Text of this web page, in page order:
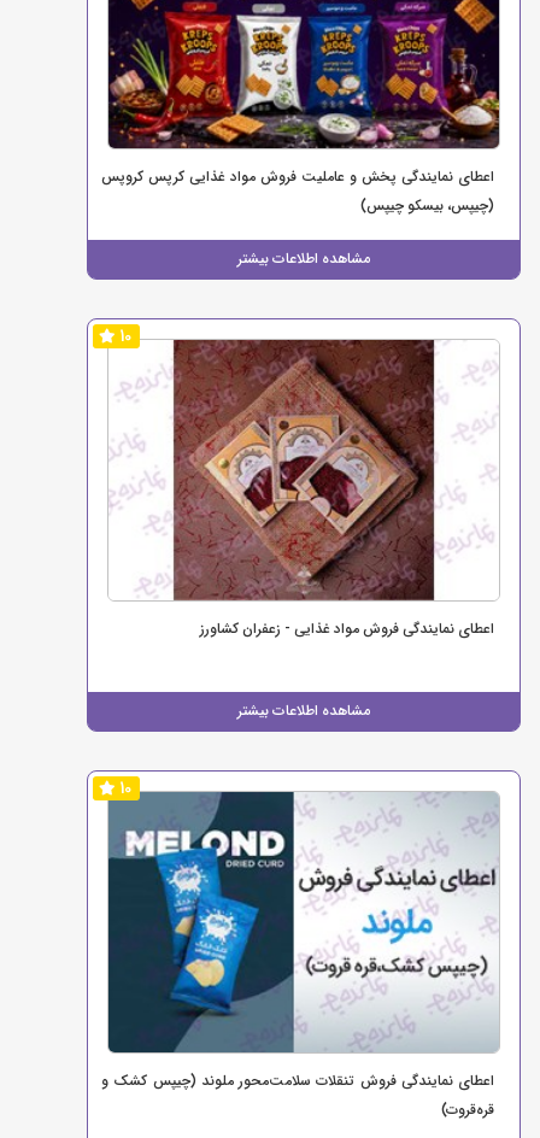
اعطای نمایندگی پخش و عاملیت فروش مواد غذایی کرپس کروپس
(چیپس، بیسکو چیپس)
مشاهده اطلاعات بیشتر
10
اعطای نمایندگی فروش مواد غذایی - زعفران کشاورز
مشاهده اطلاعات بیشتر
10
اعطای نمایندگی فروش تنقلات سلامت‌محور ملوند (چیپس کشک و
قره‌قروت)